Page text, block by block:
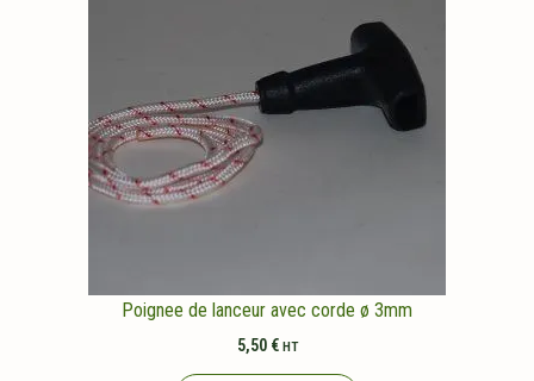
Poignee de lanceur avec corde ø 3mm
5,50 € HT